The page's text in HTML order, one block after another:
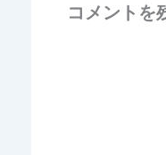
コメントを